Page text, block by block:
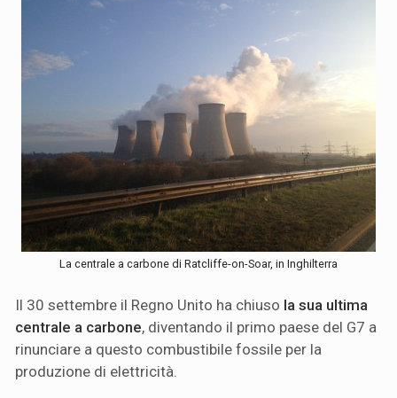
La centrale a carbone di Ratcliffe-on-Soar, in Inghilterra
Il 30 settembre il Regno Unito ha chiuso la sua ultima
centrale a carbone, diventando il primo paese del G7 a
rinunciare a questo combustibile fossile per la
produzione di elettricità.